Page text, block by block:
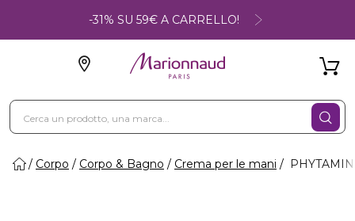
-31% SU 59€ A CARRELLO!
Corpo Corpo & Bagno Crema per le mani